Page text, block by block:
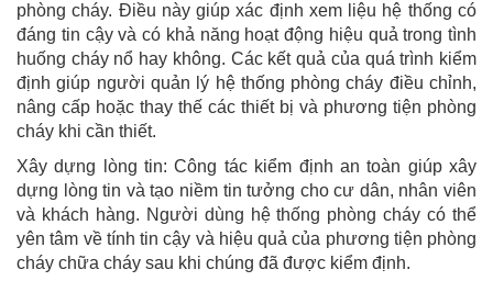
phòng cháy. Điều này giúp xác định xem liệu hệ thống có
đáng tin cậy và có khả năng hoạt động hiệu quả trong tình
huống cháy nổ hay không. Các kết quả của quá trình kiểm
định giúp người quản lý hệ thống phòng cháy điều chỉnh,
nâng cấp hoặc thay thế các thiết bị và phương tiện phòng
cháy khi cần thiết.
Xây dựng lòng tin: Công tác kiểm định an toàn giúp xây
dựng lòng tin và tạo niềm tin tưởng cho cư dân, nhân viên
và khách hàng. Người dùng hệ thống phòng cháy có thể
yên tâm về tính tin cậy và hiệu quả của phương tiện phòng
cháy chữa cháy sau khi chúng đã được kiểm định.